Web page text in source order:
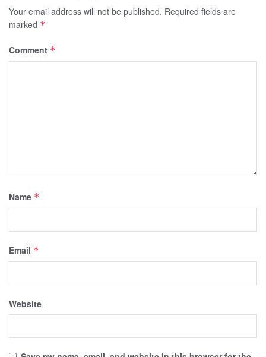
Your email address will not be published. Required fields are
marked *
Comment *
Name *
Email *
Website